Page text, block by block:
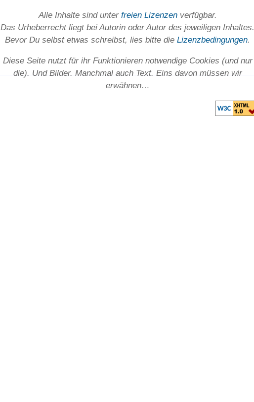
Alle Inhalte sind unter freien Lizenzenverfügbar.
Das Urheber­recht liegt bei Autorin oder Autor des jeweiligen In­haltes.
Bevor Du selbst etwas schreibst, lies bitte die Lizenz­bedingungen.
Diese Seite nutzt für ihr Funktionieren notwendige Cookies (und nur
die). Und Bilder. Manchmal auch Text. Eins davon müssen wir
erwähnen…